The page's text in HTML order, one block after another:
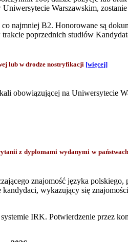
Warszawskim,
najmniej B2. Honorowane są
poprzednich studiów
lub w drodze nostryfikacji [więcej]
obowiązującej na Uniwersytecie
z dyplomami wydanymi w
znajomość języka polskiego,
wykazujący się
IRK. Potwierdzenie przez